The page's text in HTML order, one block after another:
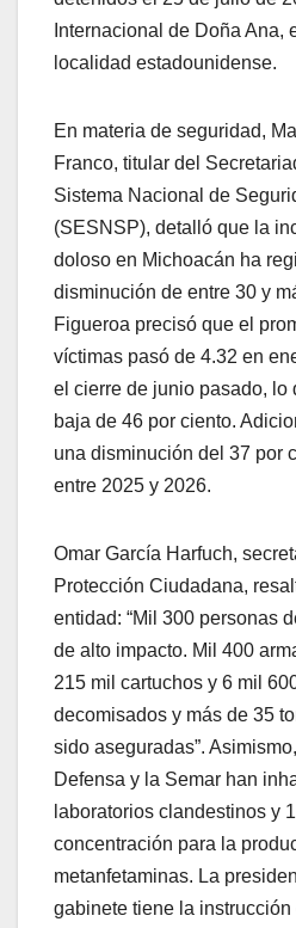
Internacional de Doña Ana,
localidad estadounidense.
En materia de seguridad,
Franco, titular del
Sistema Nacional de
(SESNSP), detalló que la
doloso en Michoacán ha
disminución de entre 30 y
Figueroa precisó que el
víctimas pasó de 4.32 en
el cierre de junio pasado, lo
baja de 46 por ciento.
una disminución del 37 por
entre 2025 y 2026.
Omar García Harfuch,
Protección Ciudadana,
entidad: “Mil 300 personas
de alto impacto. Mil 400
215 mil cartuchos y 6 mil
decomisados y más de 35
sido aseguradas”.
Defensa y la Semar han
laboratorios clandestinos y
concentración para la
metanfetaminas. La
gabinete tiene la